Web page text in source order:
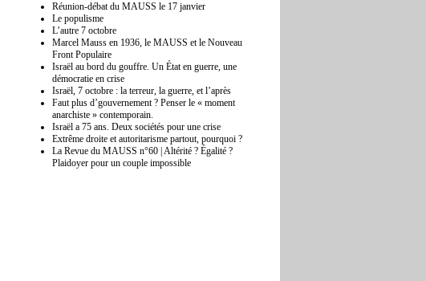
Réunion-débat du MAUSS le 17 janvier
Le populisme
L’autre 7 octobre
Marcel Mauss en 1936, le MAUSS et le Nouveau
Front Populaire
Israël au bord du gouffre. Un État en guerre, une
démocratie en crise
Israël, 7 octobre : la terreur, la guerre, et l’après
Faut plus d’gouvernement ? Penser le « moment
anarchiste » contemporain.
Israël a 75 ans. Deux sociétés pour une crise
Extrême droite et autoritarisme partout, pourquoi ?
La Revue du MAUSS n°60 | Altérité ? Égalité ?
Plaidoyer pour un couple impossible